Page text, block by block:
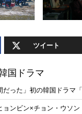
ツイート
国ドラマ
った」初の韓国ドラマ
ョンビン×チョン・ウソ